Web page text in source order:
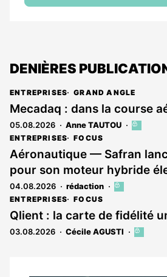
DENIÈRES
ENTREPRISES GRAND ANGLE
Mecadaq : dans la course
05.08.2026 Anne TAUTOU
Cet
réservé
aux
ENTREPRISES FOCUS
Aéronautique — Safran
pour son moteur hybride
04.08.2026 rédaction
Cet
est
réservé
aux
ENTREPRISES FOCUS
Qlient : la carte de fidélité
03.08.2026 Cécile AGUSTI
Cet